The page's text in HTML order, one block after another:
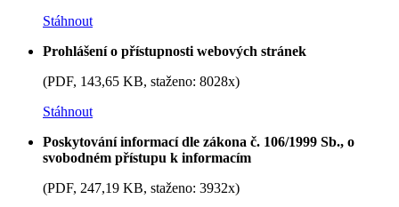
Stáhnout
Prohlášení o přístupnosti webových stránek
(PDF, 143,65 KB, staženo: 8028x)
Stáhnout
Poskytování informací dle zákona č. 106/1999 Sb., o
svobodném přístupu k informacím
(PDF, 247,19 KB, staženo: 3932x)